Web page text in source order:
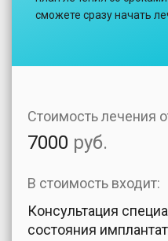
сможете сразу начать
Стоимость лечения
7000 руб.
В стоимость входит:
Консультация
состояния